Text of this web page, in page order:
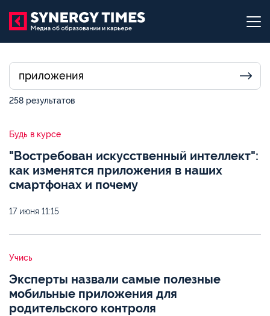
258 результатов
Будь в курсе
"Востребован искусственный интеллект":
как изменятся приложения в наших
смартфонах и почему
17 июня 11:15
Учись
Эксперты назвали самые полезные
мобильные приложения для
родительского контроля